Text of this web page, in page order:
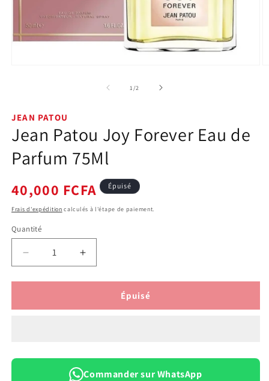
une
fenêtre
modale
1 /de2
JEAN PATOU
Jean Patou Joy Forever Eau de
Parfum 75Ml
Prix
habituel
40,000 FCFA Épuisé
Frais d'expédition calculés à l'étape de paiement.
Quantité
Quantité
Réduire
la
quantité
Jean
Eau
Augmenter
la
quantité
Jean
Eau
de
Épuisé
Commander sur WhatsApp